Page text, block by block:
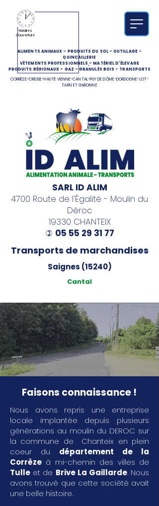
ALIMENTS ANIMAUX - PRODUITS DU SOL-OUTILLAGE-
QUINCAILLERIE
VÊTEMENTS PROFESSIONNELS -MATÉRIEL D'ÉLEVAGE
PRODUITS RÉGIONAUX - GAZ -GRANULÉS BOIS - TRANSPORTS
CORRÈZE-CREUSE-HAUTE VIENNE-CANTAL-PUY DE DÔME-DORDOGNE-LOT-
TARN ET GARONNE
Horaires
d'ouverture
SARL ID ALIM
4700 Route de l'Égalité - Moulin du
Déroc
19330 CHANTEIX
) 05 55 29 31 77
Transports de marchandises
Saignes (15240)
Cantal
Faisons connaissance !
Nous avons repris une entreprise
locale implantée depuis plusieurs
générations au moulin du DEROC sur
la commune de Chanteix en plein
coeur du département de la
Corrèze à mi-chemin des villes de
Tulle et de Brive La Gaillarde. Nous
avons trouvé que cette société avait
une belle histoire.